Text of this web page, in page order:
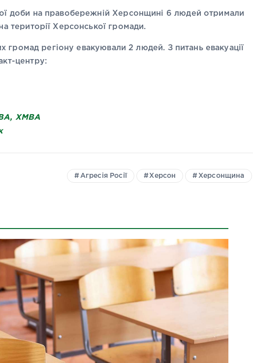
доби на правобережній Херсонщині 6 людей отримали
території Херсонської громади.
громад регіону евакуювали 2 людей. З питань евакуації
центру:
ХМВА
Агресія Росії Херсон Херсонщина